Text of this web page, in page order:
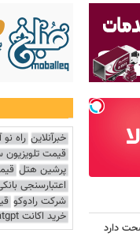
دارد
خبرآنلاین راه نو
قیمت تلویزیون
پرشین هتل
اعتبارسنجی
شرکت رادوکو
خرید اکانت chatgpt